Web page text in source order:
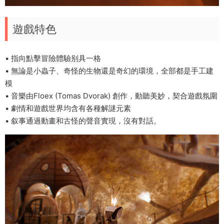
遊戲特色
• 指向點擊冒險體驗别具一格
• 無論是小蟲子、奇怪的生物還是奇幻的環境，全部都是手工建
模
• 音樂由Floex (Tomas Dvorak) 創作，動聽美妙，契合遊戲氛圍
• 劇情和遊戲世界均含有各種解謎元素
• 叙事通過動畫和古怪的聲音實現，沒有對話。